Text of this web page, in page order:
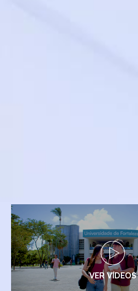
VER VÍDEOS